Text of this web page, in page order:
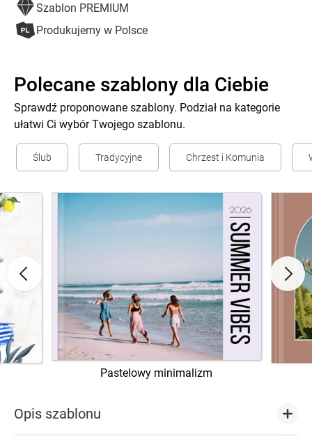
Szablon PREMIUM
Produkujemy w Polsce
Polecane szablony dla Ciebie
Sprawdź proponowane szablony. Podział na kategorie
ułatwi Ci wybór Twojego szablonu.
Ślub Tradycyjne Chrzest i Komunia
Pastelowy minimalizm
Opis szablonu